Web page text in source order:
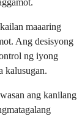
maaaring
Ang desisyong
ng iyong
kalusugan.
ang kanilang